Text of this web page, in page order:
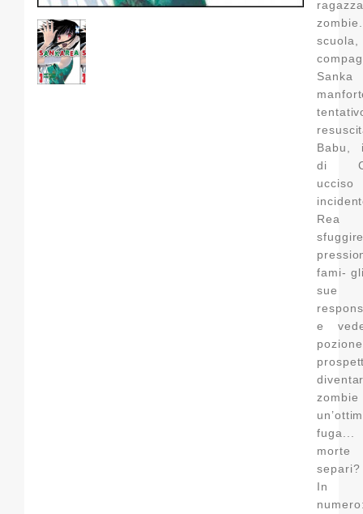
ragazza
Babu,
di
Rea
fami-
sue
e
zombie
fuga...
separi?
In